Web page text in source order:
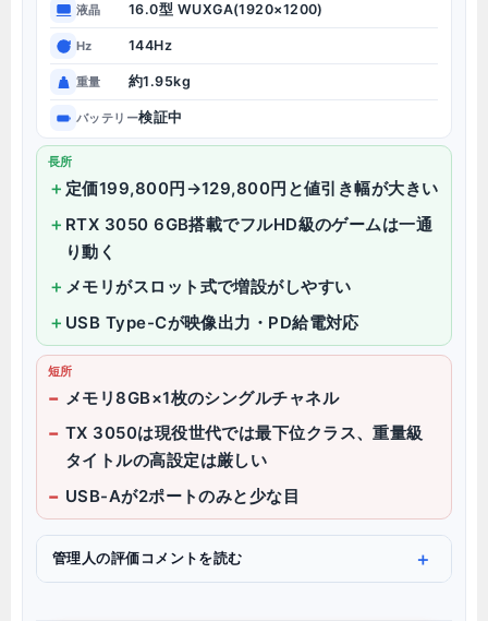
液晶 16.0型 WUXGA(1920×1200)
Hz 144Hz
重量 約1.95kg
バッテリー検証中
長所
定価199,800円→129,800円と値引き幅が大きい
RTX 3050 6GB搭載でフルHD級のゲームは一通
り動く
メモリがスロット式で増設がしやすい
USB Type-Cが映像出力・PD給電対応
短所
メモリ8GB×1枚のシングルチャネル
TX 3050は現役世代では最下位クラス、重量級
タイトルの高設定は厳しい
USB-Aが2ポートのみと少な目
管理人の評価コメントを読む